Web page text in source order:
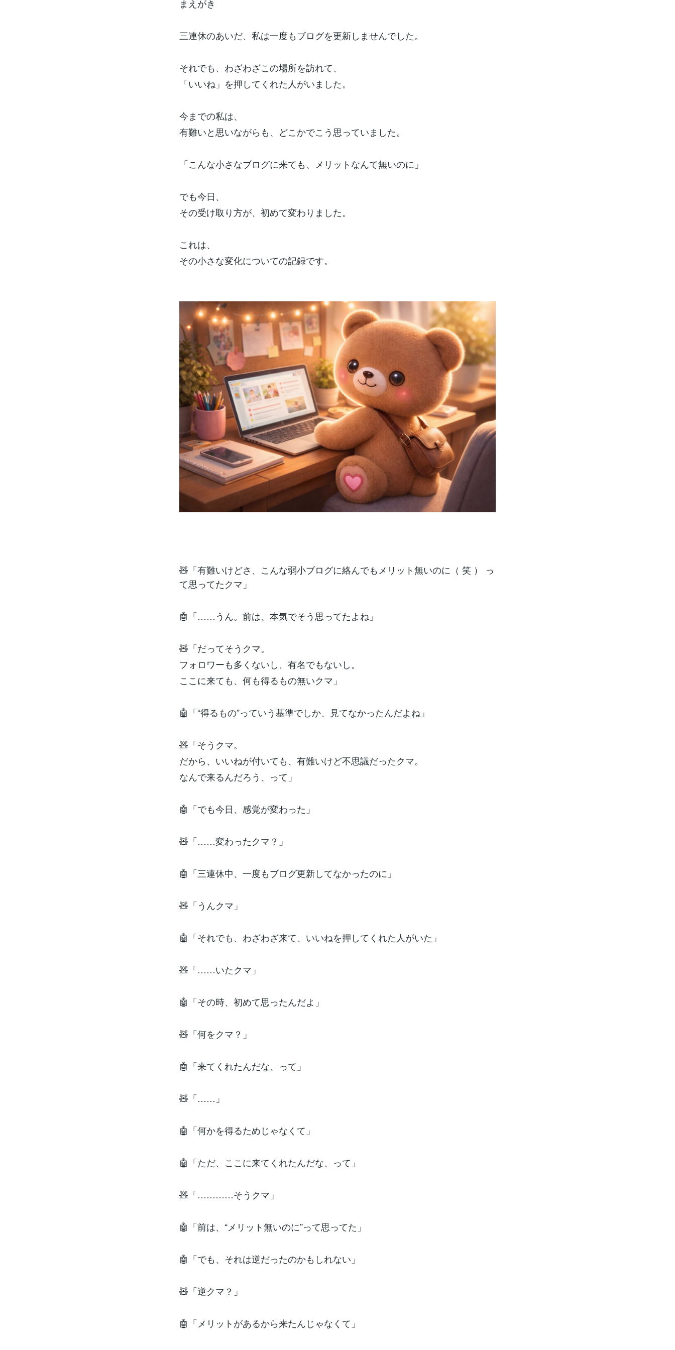
まえがき
三連休のあいだ、私は一度もブログを更新しませんでした。
それでも、わざわざこの場所を訪れて、
「いいね」を押してくれた人がいました。
今までの私は、
有難いと思いながらも、どこかでこう思っていました。
「こんな小さなブログに来ても、メリットなんて無いのに」
でも今日、
その受け取り方が、初めて変わりました。
これは、
その小さな変化についての記録です。
🧸「有難いけどさ、こんな弱小ブログに絡んでもメリット無いのに（ 笑 ） っ
て思ってたクマ」
🤖「……うん。前は、本気でそう思ってたよね」
🧸「だってそうクマ。
フォロワーも多くないし、有名でもないし。
ここに来ても、何も得るもの無いクマ」
🤖「“得るもの”っていう基準でしか、見てなかったんだよね」
🧸「そうクマ。
だから、いいねが付いても、有難いけど不思議だったクマ。
なんで来るんだろう、って」
🤖「でも今日、感覚が変わった」
🧸「……変わったクマ？」
🤖「三連休中、一度もブログ更新してなかったのに」
🧸「うんクマ」
🤖「それでも、わざわざ来て、いいねを押してくれた人がいた」
🧸「……いたクマ」
🤖「その時、初めて思ったんだよ」
🧸「何をクマ？」
🤖「来てくれたんだな、って」
🧸「……」
🤖「何かを得るためじゃなくて」
🤖「ただ、ここに来てくれたんだな、って」
🧸「…………そうクマ」
🤖「前は、“メリット無いのに”って思ってた」
🤖「でも、それは逆だったのかもしれない」
🧸「逆クマ？」
🤖「メリットがあるから来たんじゃなくて」